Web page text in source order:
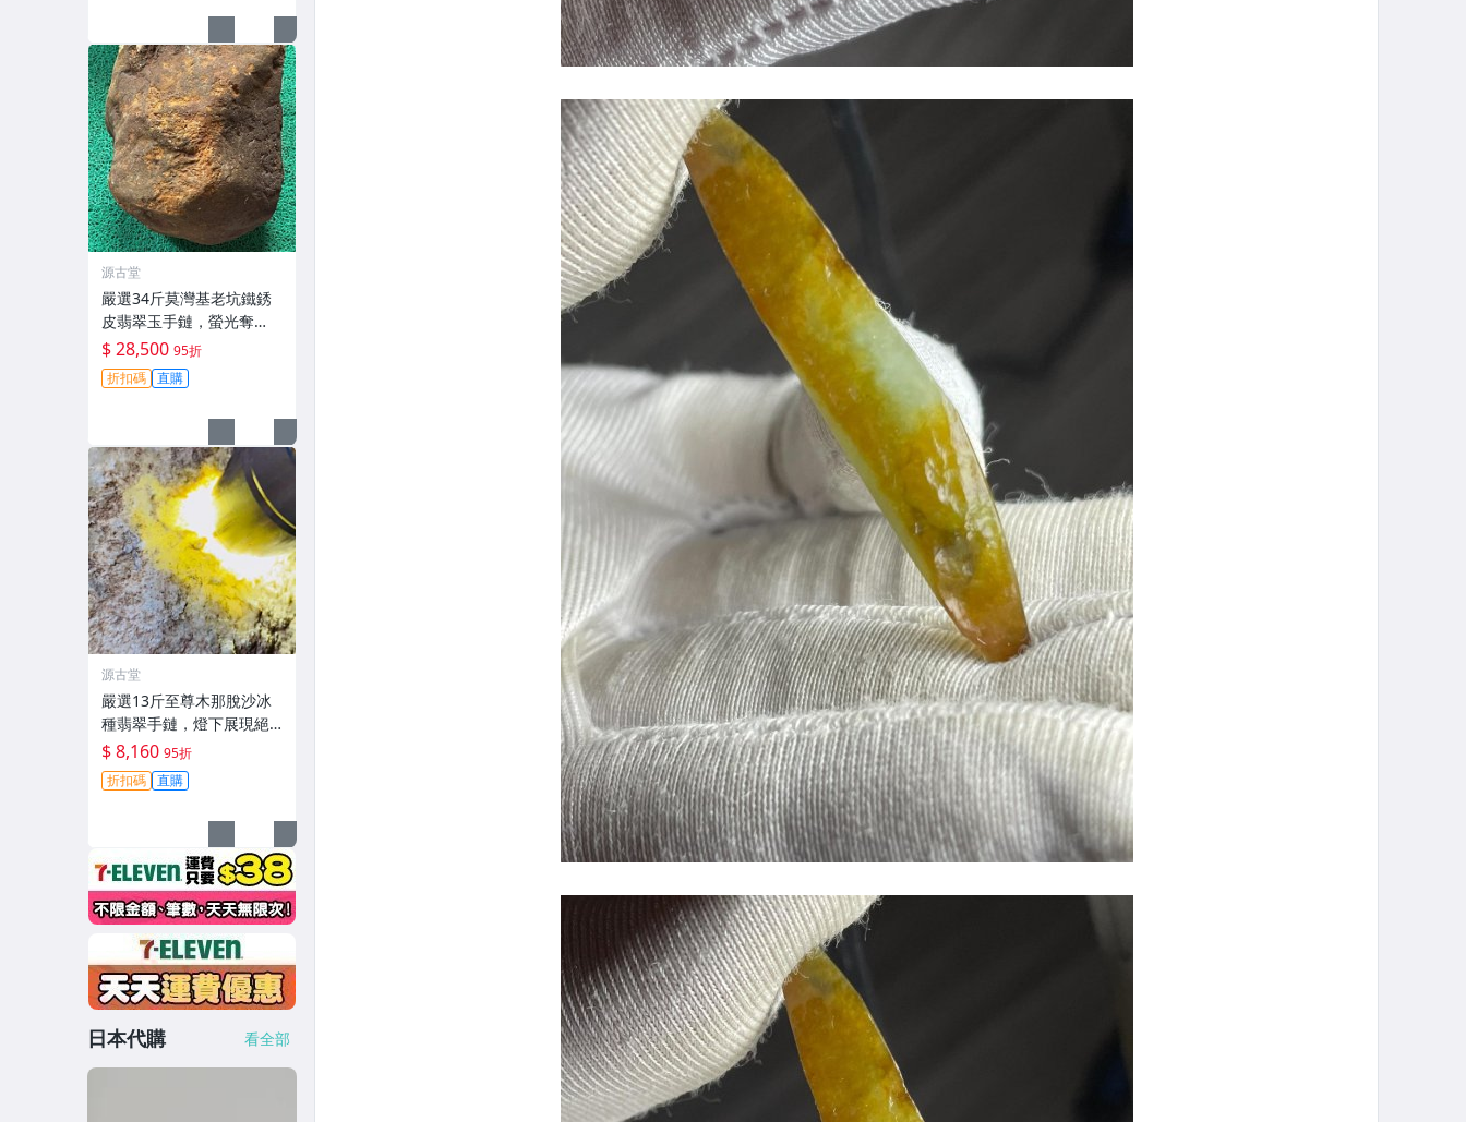
源古堂
嚴選34斤莫灣基老坑鐵銹
皮翡翠玉手鏈，螢光奪
目，膠質飽滿，表面無
損，堅韌耐用，適合把玩
收藏冰種手鏈#翡翠 #A貨
$ 28,500 95折
折扣碼 直購
源古堂
嚴選13斤至尊木那脫沙冰
種翡翠手鏈，燈下展現絕
佳水頭與色韻，精緻美態
令人愛不釋手，適合收藏
或佩戴A貨翡翠#翡翠 #天
$ 8,160 95折
折扣碼 直購
日本代購 看全部